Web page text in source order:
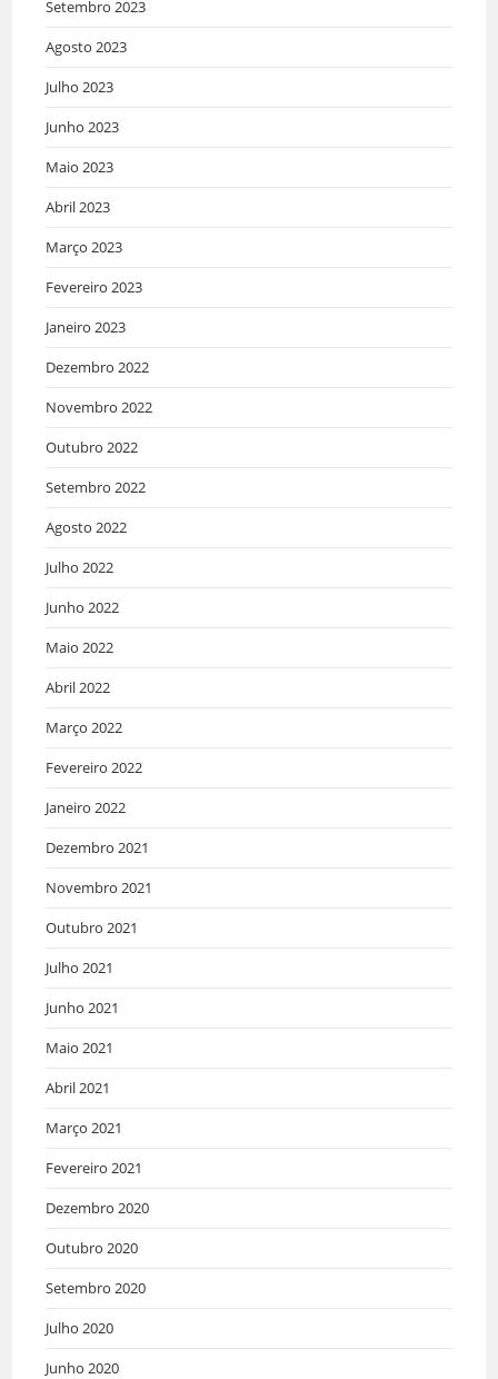
Setembro 2023
Agosto 2023
Julho 2023
Junho 2023
Maio 2023
Abril 2023
Março 2023
Fevereiro 2023
Janeiro 2023
Dezembro 2022
Novembro 2022
Outubro 2022
Setembro 2022
Agosto 2022
Julho 2022
Junho 2022
Maio 2022
Abril 2022
Março 2022
Fevereiro 2022
Janeiro 2022
Dezembro 2021
Novembro 2021
Outubro 2021
Julho 2021
Junho 2021
Maio 2021
Abril 2021
Março 2021
Fevereiro 2021
Dezembro 2020
Outubro 2020
Setembro 2020
Julho 2020
Junho 2020